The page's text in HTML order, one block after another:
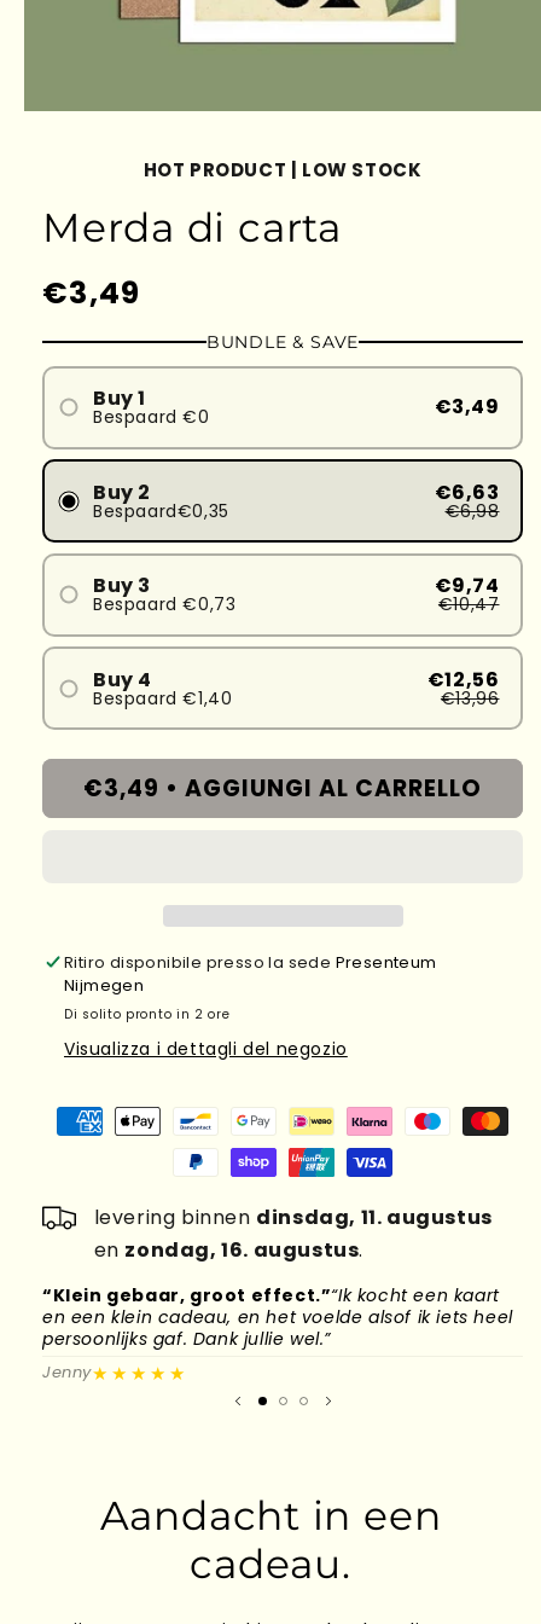
HOT PRODUCT | LOW STOCK
Merda di carta
Prezzo
listino
€3,49
BUNDLE & SAVE
Buy 1
Bespaard €0 €3,49
Buy 2
Bespaard€0,35
€6,63
€6,98
Buy 3
Bespaard €0,73
€9,74
€10,47
Buy 4
Bespaard €1,40
€12,56
€13,96
€3,49 • AGGIUNGI AL CARRELLO
Ritiro disponibile presso la sede Presenteum
Nijmegen
Di solito pronto in 2 ore
Visualizza i dettagli del negozio
levering binnen dinsdag, 11. augustus
en zondag, 16. augustus.
“Klein gebaar, groot effect.”“Ik kocht een kaart
en een klein cadeau, en het voelde alsof ik iets heel
persoonlijks gaf. Dank jullie wel.”
Jenny★★★★★
Aandacht in een
cadeau.